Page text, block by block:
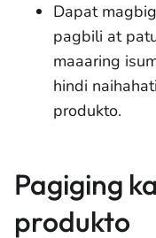
Dapat
pagbili at
maaaring
hindi
produkto.
Pagiging
produkto